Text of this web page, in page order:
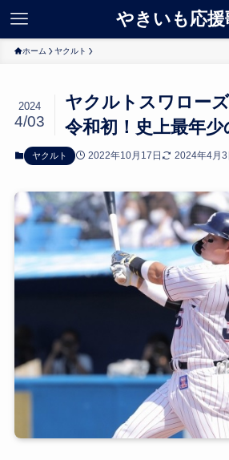
やきいも応援
ホーム ヤクルト
ヤクルトスワローズ
令和初！史上最年少
2024
4/03
ヤクルト 2022年10月17日 2024年4月3